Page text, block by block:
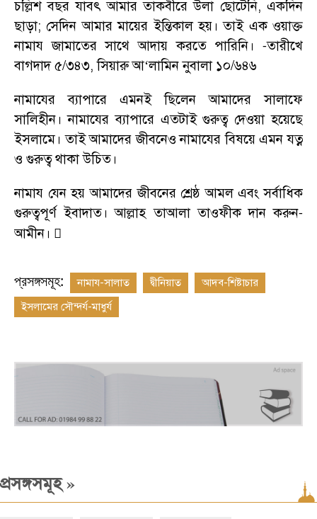
চল্লিশ বছর যাবৎ আমার তাকবীরে উলা ছোটেনি,একদিন
ছাড়া; সেদিন আমার মায়ের ইন্তিকাল হয়। তাই এক ওয়াক্ত
নামায জামাতের সাথে আদায় করতে পারিনি।
-তারীখে
বাগদাদ ৫/৩৪৩,সিয়ারু আ‘লামিন নুবালা ১০/৬৪৬
নামাযের ব্যাপারে এমনই ছিলেন আমাদের সালাফে
সালিহীন। নামাযের ব্যাপারে এতটাই গুরুত্ব দেওয়া হয়েছে
ইসলামে। তাই আমাদের জীবনেও নামাযের বিষয়ে এমন যত্ন
ও গুরুত্ব থাকা উচিত।
নামায যেন হয় আমাদের জীবনের শ্রেষ্ঠ আমল এবং সর্বাধিক
গুরুত্বপূর্ণ ইবাদাত। আল্লাহ তাআলা তাওফীক দান করুন-
আমীন। 
প্রসঙ্গসমূহ: নামায-সালাত দ্বীনিয়াত
আদব-শিষ্টাচার
ইসলামের সৌন্দর্য-মাধুর্য
প্রসঙ্গসমূহ»